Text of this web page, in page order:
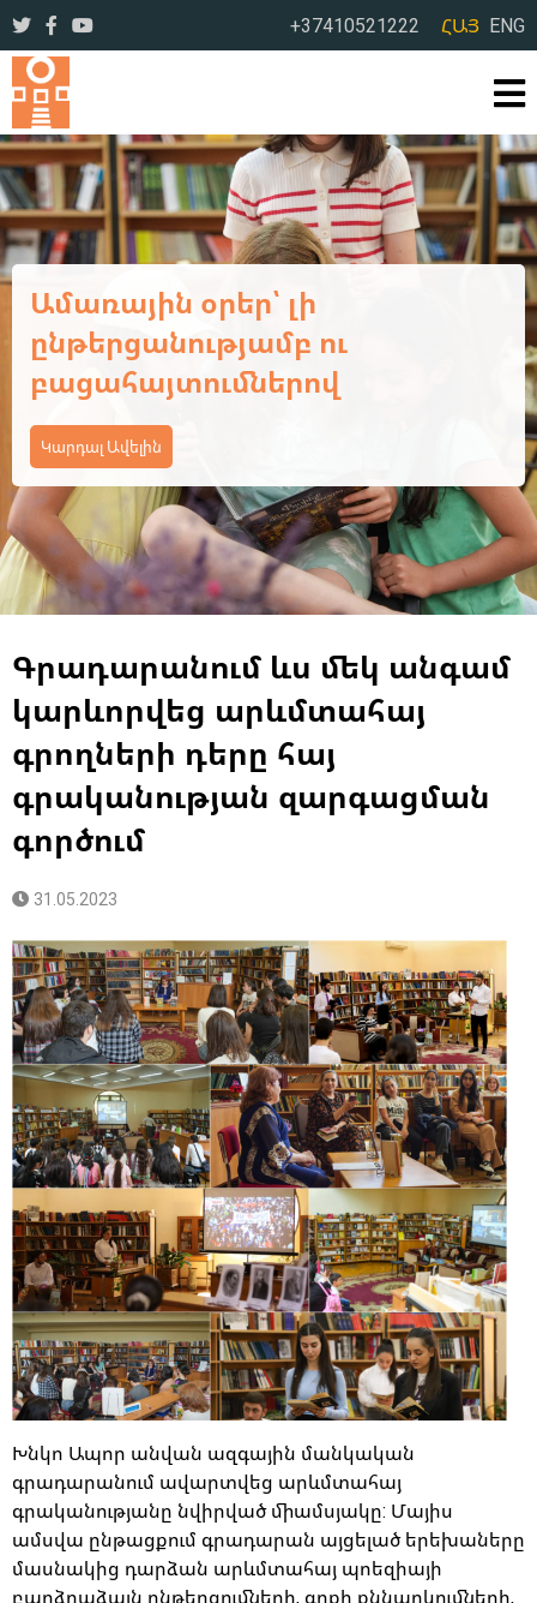
+37410521222 ՀԱՅ ENG
Ավարտվեց ևս մեկ եռօրյա
վերապատրաստման
դասընթաց
Կարդալ Ավելին
Գրադարանում ևս մեկ անգամ
կարևորվեց արևմտահայ
գրողների դերը հայ
գրականության զարգացման
գործում
31.05.2023
Խնկո Ապոր անվան ազգային մանկական
գրադարանում ավարտվեց արևմտահայ
գրականությանը նվիրված միամսյակը: Մայիս
ամսվա ընթացքում գրադարան այցելած երեխաները
մասնակից դարձան արևմտահայ պոեզիայի
բարձրաձայն ընթերցումների, գրքի քննարկումների,